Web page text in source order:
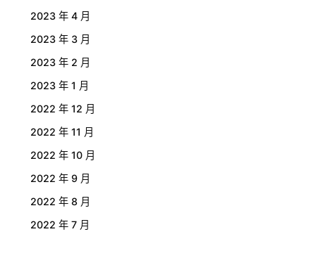
2023 年 4 月
2023 年 3 月
2023 年 2 月
2023 年 1 月
2022 年 12 月
2022 年 11 月
2022 年 10 月
2022 年 9 月
2022 年 8 月
2022 年 7 月